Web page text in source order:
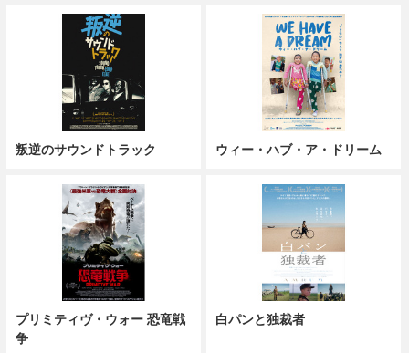
叛逆のサウンドトラック ウィー・ハブ・ア・ドリーム
プリミティヴ・ウォー 恐竜戦
争
白パンと独裁者